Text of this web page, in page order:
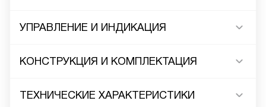
УПРАВЛЕНИЕ И ИНДИКАЦИЯ
КОНСТРУКЦИЯ И КОМПЛЕКТАЦИЯ
ТЕХНИЧЕСКИЕ ХАРАКТЕРИСТИКИ